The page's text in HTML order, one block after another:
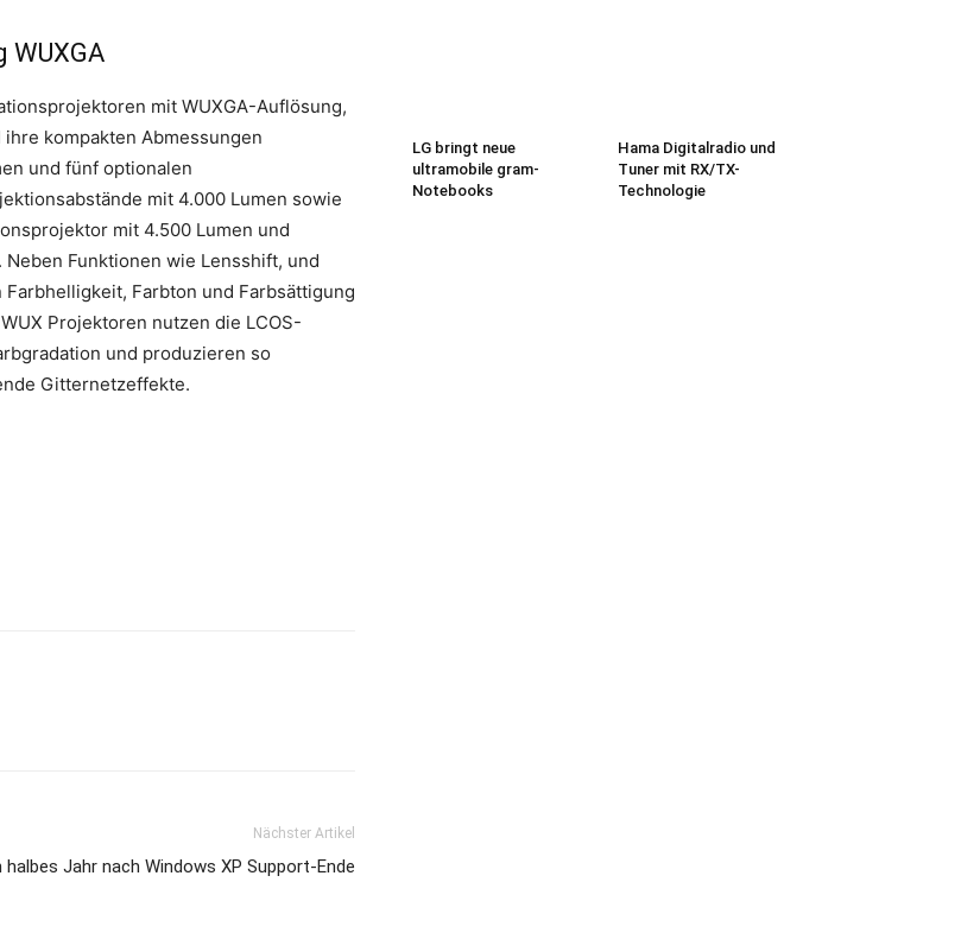
WUXGA
mit WUXGA-Auflösung,
kompakten Abmessungen
und fünf optionalen
mit 4.000 Lumen sowie
mit 4.500 Lumen und
Funktionen wie Lensshift, und
Farbton und Farbsättigung
Projektoren nutzen die LCOS-
und produzieren so
Gitternetzeffekte.
Nächster Artikel
halbes Jahr nach Windows XP Support-Ende
LG bringt neue
ultramobile gram-
Notebooks
Hama Digitalradio und
Tuner mit RX/TX-
Technologie